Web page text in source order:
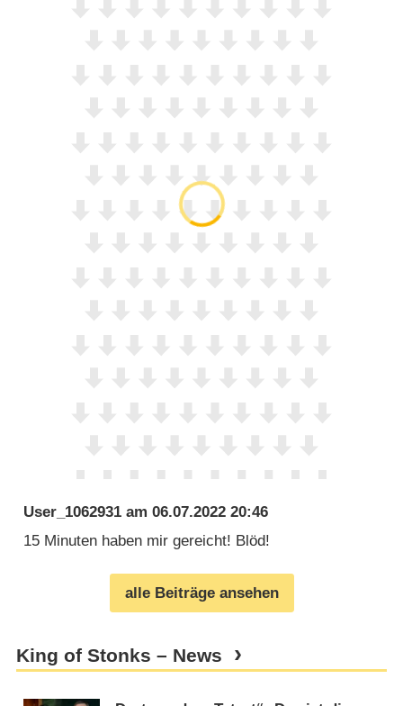
User_1062931 am06.07.2022 20:46
15 Minuten haben mir gereicht! Blöd!
alle Beiträge ansehen
King of Stonks – News